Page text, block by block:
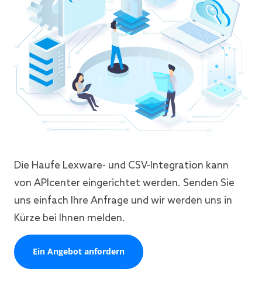
Die Haufe Lexware- und CSV-Integration kann
von APIcenter eingerichtet werden. Senden Sie
uns einfach Ihre Anfrage und wir werden uns in
Kürze bei Ihnen melden.
Ein Angebot anfordern